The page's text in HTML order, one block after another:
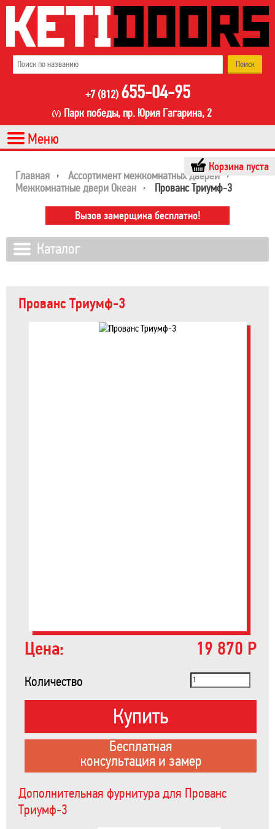
+7 (812) 655-04-95
Парк победы, пр. Юрия Гагарина, 2
Корзина пуста
Главная
Ассортимент межкомнатных дверей
Межкомнатные двери Океан
Прованс Триумф-3
Прованс Триумф-3
Цена: 19 870 Р
Количество
Купить
Бесплатная
консультация и замер
Дополнительная фурнитура для Прованс
Триумф-3